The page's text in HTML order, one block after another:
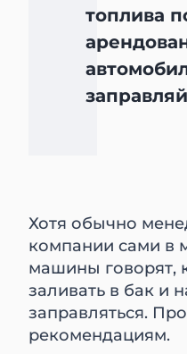
топлива
Хотя обычно
компании сами в
машины говорят,
заливать в бак и
заправляться.
рекомендациям.